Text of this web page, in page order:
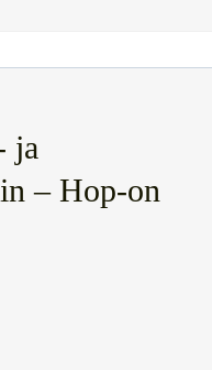
ja
– Hop-on